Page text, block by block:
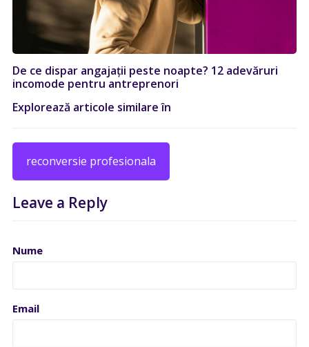
De ce dispar angajații peste noapte? 12 adevăruri
incomode pentru antreprenori
Explorează articole similare în
reconversie profesionala
Leave a Reply
Nume
Email